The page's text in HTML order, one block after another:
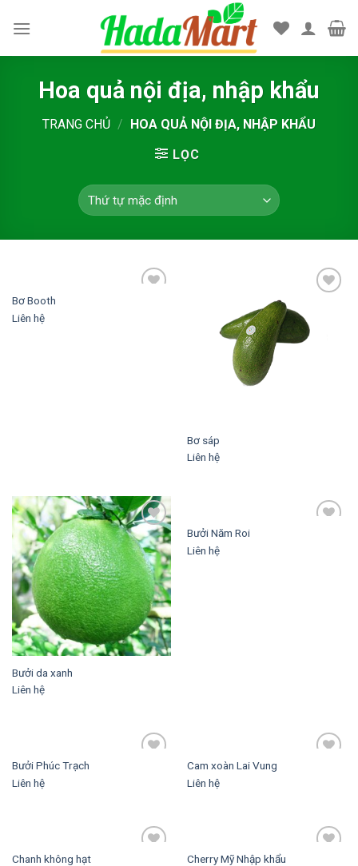
Hoa quả nội địa, nhập khẩu
TRANG CHỦ /
HOA QUẢ NỘI ĐỊA, NHẬP KHẨU
LỌC
Bơ Booth
Liên hệ
Bơ sáp
Liên hệ
Add to
wishlist
Bưởi da xanh
Liên hệ
Bưởi Năm Roi
Liên hệ
Bưởi Phúc Trạch
Liên hệ
Cam xoàn Lai Vung
Liên hệ
Chanh không hạt
Cherry Mỹ Nhập khẩu